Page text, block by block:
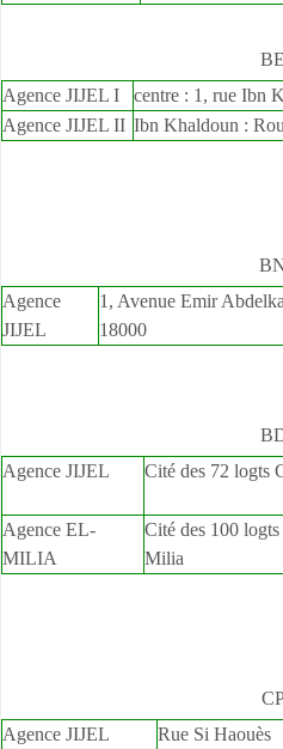
Agence JIJEL I
centre : 1, rue Ibn
Agence JIJEL II Ibn Khaldoun :
Agence
JIJEL
1, Avenue Emir
18000
Agence JIJEL
Cité des 72 logts
Agence EL-
MILIA
Cité des 100
Milia
Agence JIJEL
Rue Si Haouès